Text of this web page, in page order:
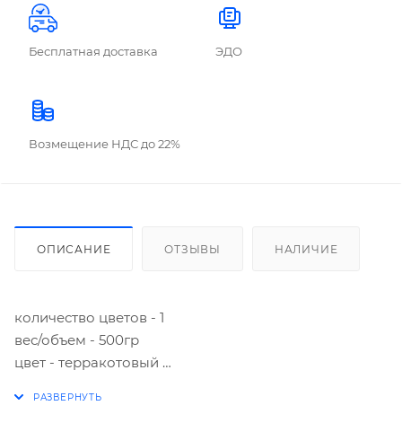
Бесплатная доставка ЭДО
Возмещение НДС до 22%
ОПИСАНИЕ ОТЗЫВЫ НАЛИЧИЕ
количество цветов - 1
вес/объем - 500гр
цвет - терракотовый